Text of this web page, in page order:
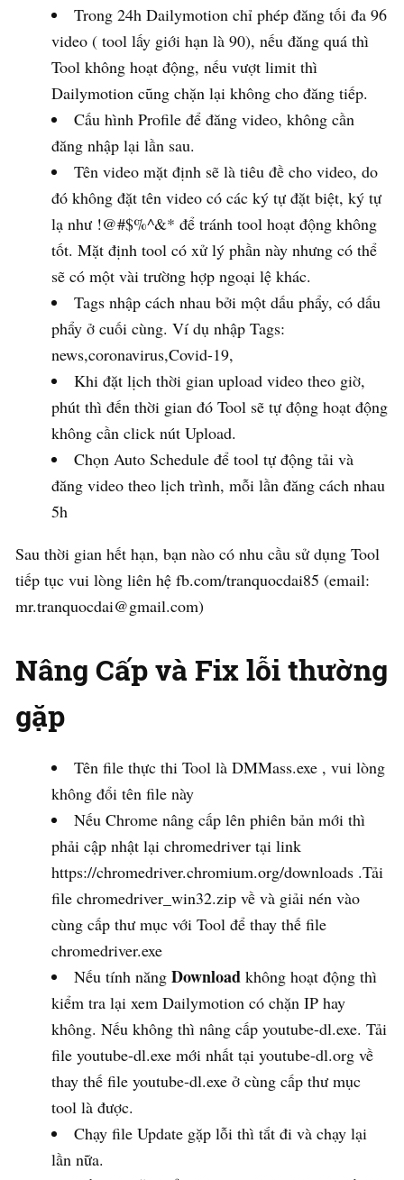
Trong 24h Dailymotion chỉ phép đăng tối đa 96
video ( tool lấy giới hạn là 90), nếu đăng quá thì
Tool không hoạt động, nếu vượt limit thì
Dailymotion cũng chặn lại không cho đăng tiếp.
Cấu hình Profile để đăng video, không cần
đăng nhập lại lần sau.
Tên video mặt định sẽ là tiêu đề cho video, do
đó không đặt tên video có các ký tự đặt biệt, ký tự
lạ như !@#$%^&* để tránh tool hoạt động không
tốt. Mặt định tool có xử lý phần này nhưng có thể
sẽ có một vài trường hợp ngoại lệ khác.
Tags nhập cách nhau bởi một dấu phẩy, có dấu
phẩy ở cuối cùng. Ví dụ nhập Tags:
news,coronavirus,Covid-19,
Khi đặt lịch thời gian upload video theo giờ,
phút thì đến thời gian đó Tool sẽ tự động hoạt động
không cần click nút Upload.
Chọn Auto Schedule để tool tự động tải và
đăng video theo lịch trình, mỗi lần đăng cách nhau
5h
Sau thời gian hết hạn, bạn nào có nhu cầu sử dụng Tool
tiếp tục vui lòng liên hệ fb.com/tranquocdai85 (email:
mr.tranquocdai@gmail.com)
Nâng Cấp và Fix lỗi thường
gặp
Tên file thực thi Tool là DMMass.exe , vui lòng
không đổi tên file này
Nếu Chrome nâng cấp lên phiên bản mới thì
phải cập nhật lại chromedriver tại link
https://chromedriver.chromium.org/downloads .Tải
file chromedriver_win32.zip về và giải nén vào
cùng cấp thư mục với Tool để thay thế file
chromedriver.exe
Nếu tính năng Download không hoạt động thì
kiểm tra lại xem Dailymotion có chặn IP hay
không. Nếu không thì nâng cấp youtube-dl.exe. Tải
file youtube-dl.exe mới nhất tại youtube-dl.org về
thay thế file youtube-dl.exe ở cùng cấp thư mục
tool là được.
Chạy file Update gặp lỗi thì tắt đi và chạy lại
lần nữa.